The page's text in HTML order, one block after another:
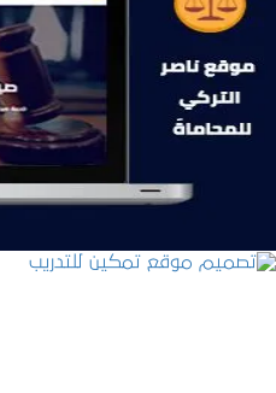
موقع ناصر